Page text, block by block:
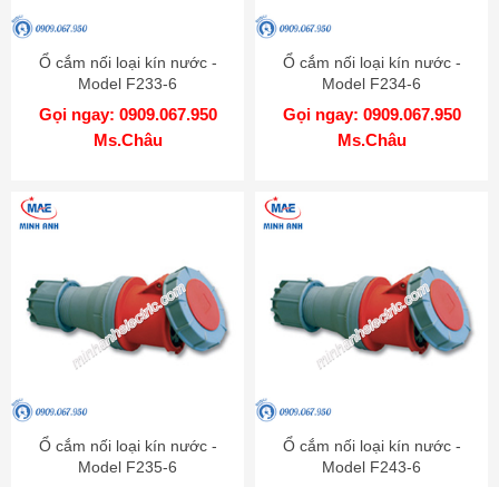
Ổ cắm nối loại kín nước -
Model F233-6
Gọi ngay: 0909.067.950
Ms.Châu
Ổ cắm nối loại kín nước -
Model F234-6
Gọi ngay: 0909.067.950
Ms.Châu
Ổ cắm nối loại kín nước -
Model F235-6
Ổ cắm nối loại kín nước -
Model F243-6